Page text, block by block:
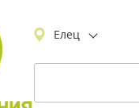
Елец